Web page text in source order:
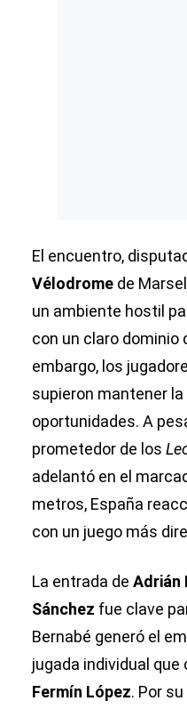
El encuentro,
Vélodrome de
un ambiente hostil
con un claro dominio
embargo, los
supieron mantener
oportunidades. A
prometedor de los
adelantó en el
metros, España
con un juego más
La entrada de Adrián
Sánchez fue clave
Bernabé generó el
jugada individual que
Fermín López. Por